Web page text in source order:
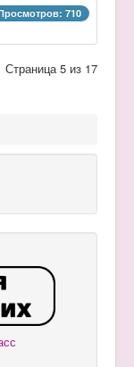
710
Страница 5 из 17